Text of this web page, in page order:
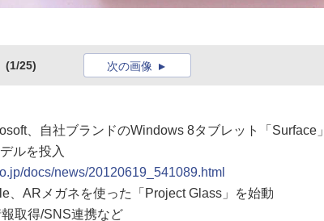
(1/25) 次の画像
、自社ブランドのWindows 8タブレット「Surface」
ルを投入
docs/news/20120619_541089.html
、ARメガネを使った「Project Glass」を始動
取得/SNS連携など